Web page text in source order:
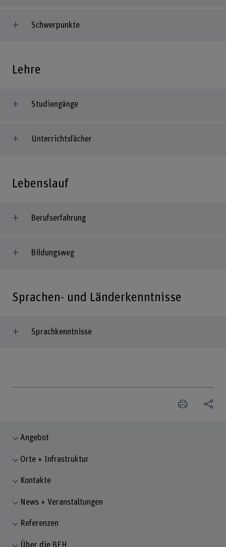
Schwerpunkte
Lehre
Studiengänge
Unterrichtsfächer
Lebenslauf
Berufserfahrung
Bildungsweg
Sprachen- und Länderkenntnisse
Sprachkenntnisse
Angebot
Orte + Infrastruktur
Kontakte
News + Veranstaltungen
Referenzen
Über die BFH